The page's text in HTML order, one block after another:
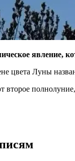
явление,
цвета Луны
второе